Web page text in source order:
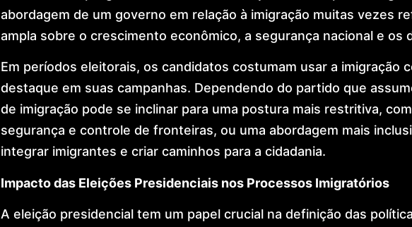
abordagem de um governo em relação à imigração muitas vezes
ampla sobre o crescimento econômico, a segurança nacional e os
Em períodos eleitorais, os candidatos costumam usar a imigração
destaque em suas campanhas. Dependendo do partido que
de imigração pode se inclinar para uma postura mais restritiva,
segurança e controle de fronteiras, ou uma abordagem mais
integrar imigrantes e criar caminhos para a cidadania.
Impacto das Eleições Presidenciais nos Processos Imigratórios
A eleição presidencial tem um papel crucial na definição das